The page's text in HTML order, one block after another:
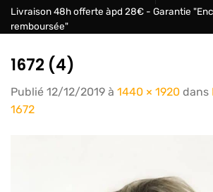
Livraison 48h offerte àpd 28€ - Garantie
remboursée"
1672 (4)
Publié 12/12/2019 à 1440 × 1920 dans
1672